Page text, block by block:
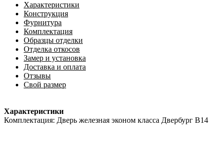
Характеристики
Конструкция
Фурнитура
Комплектация
Образцы отделки
Отделка откосов
Замер и установка
Доставка и оплата
Отзывы
Свой размер
Характеристики
Комплектация: Дверь железная эконом класса Двербург В14